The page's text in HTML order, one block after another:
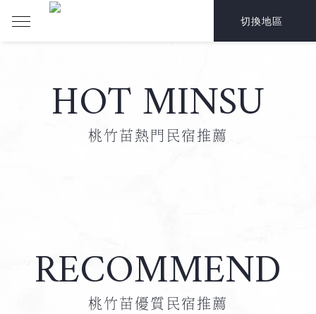
HOT MINSU
桃竹苗熱門民宿推薦
RECOMMEND
桃竹苗優質民宿推薦
切換地區